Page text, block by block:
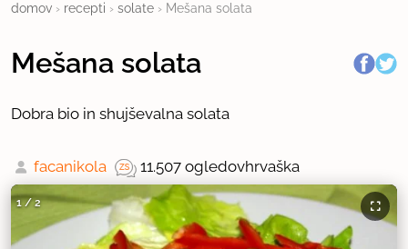
domov › recepti › solate › Mešana solata
Mešana solata
Dobra bio in shujševalna solata
facanikola 11.507 ogledovhrvaška
1/2